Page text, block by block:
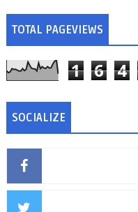
TOTAL PAGEVIEWS
1 6 4
SOCIALIZE